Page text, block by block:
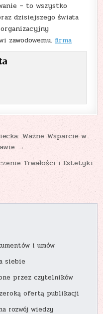
– to wszystko
dzisiejszego świata
zawodowemu.firma
Ważne Wsparcie w
→
Trwałości i Estetyki
i umów
siebie
przez czytelników
ofertą publikacji
rozwój wiedzy